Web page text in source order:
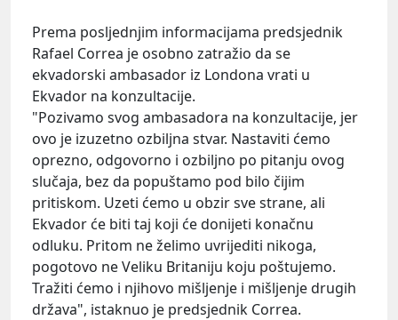
Prema posljednjim informacijama predsjednik
Rafael Correa je osobno zatražio da se
ekvadorski ambasador iz Londona vrati u
Ekvador na konzultacije.
"Pozivamo svog ambasadora na konzultacije, jer
ovo je izuzetno ozbiljna stvar. Nastaviti ćemo
oprezno, odgovorno i ozbiljno po pitanju ovog
slučaja, bez da popuštamo pod bilo čijim
pritiskom. Uzeti ćemo u obzir sve strane, ali
Ekvador će biti taj koji će donijeti konačnu
odluku. Pritom ne želimo uvrijediti nikoga,
pogotovo ne Veliku Britaniju koju poštujemo.
Tražiti ćemo i njihovo mišljenje i mišljenje drugih
država", istaknuo je predsjednik Correa.